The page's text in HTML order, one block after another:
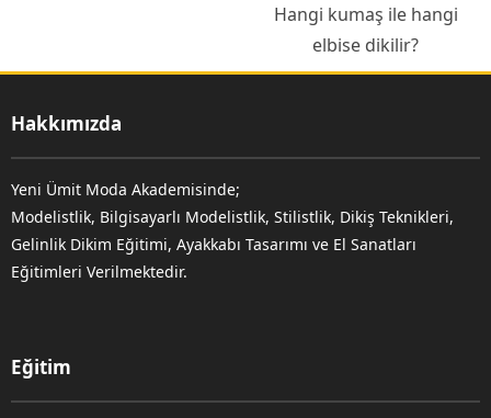
Hangi kumaş ile hangi
elbise dikilir?
Hakkımızda
Yeni Ümit Moda Akademisinde;
Modelistlik, Bilgisayarlı Modelistlik, Stilistlik, Dikiş Teknikleri,
Gelinlik Dikim Eğitimi, Ayakkabı Tasarımı ve El Sanatları
Eğitimleri Verilmektedir.
Eğitim